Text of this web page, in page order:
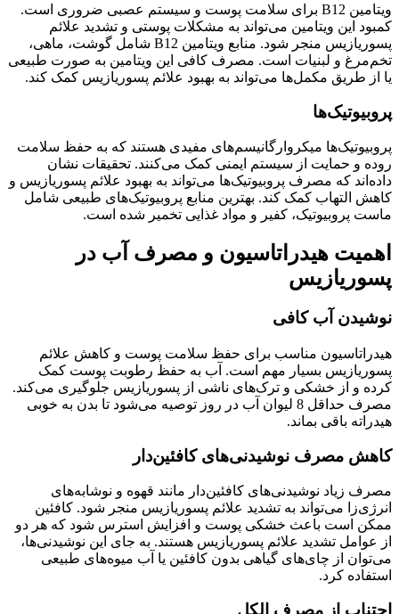
ویتامین B12 برای سلامت پوست و سیستم عصبی ضروری است.
کمبود این ویتامین می‌تواند به مشکلات پوستی و تشدید علائم
پسوریازیس منجر شود. منابع ویتامین B12 شامل گوشت، ماهی،
تخم‌مرغ و لبنیات است. مصرف کافی این ویتامین به صورت طبیعی
یا از طریق مکمل‌ها می‌تواند به بهبود علائم پسوریازیس کمک کند.
پروبیوتیک‌ها
پروبیوتیک‌ها میکروارگانیسم‌های مفیدی هستند که به حفظ سلامت
روده و حمایت از سیستم ایمنی کمک می‌کنند. تحقیقات نشان
داده‌اند که مصرف پروبیوتیک‌ها می‌تواند به بهبود علائم پسوریازیس و
کاهش التهاب کمک کند. بهترین منابع پروبیوتیک‌های طبیعی شامل
ماست پروبیوتیک، کفیر و مواد غذایی تخمیر شده است.
اهمیت هیدراتاسیون و مصرف آب در
پسوریازیس
نوشیدن آب کافی
هیدراتاسیون مناسب برای حفظ سلامت پوست و کاهش علائم
پسوریازیس بسیار مهم است. آب به حفظ رطوبت پوست کمک
کرده و از خشکی و ترک‌های ناشی از پسوریازیس جلوگیری می‌کند.
مصرف حداقل 8 لیوان آب در روز توصیه می‌شود تا بدن به خوبی
هیدراته باقی بماند.
کاهش مصرف نوشیدنی‌های کافئین‌دار
مصرف زیاد نوشیدنی‌های کافئین‌دار مانند قهوه و نوشابه‌های
انرژی‌زا می‌تواند به تشدید علائم پسوریازیس منجر شود. کافئین
ممکن است باعث خشکی پوست و افزایش استرس شود که هر دو
از عوامل تشدید علائم پسوریازیس هستند. به جای این نوشیدنی‌ها،
می‌توان از چای‌های گیاهی بدون کافئین یا آب میوه‌های طبیعی
استفاده کرد.
اجتناب از مصرف الکل